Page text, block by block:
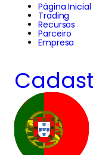
Página Inicial
Trading
Recursos
Parceiro
Empresa